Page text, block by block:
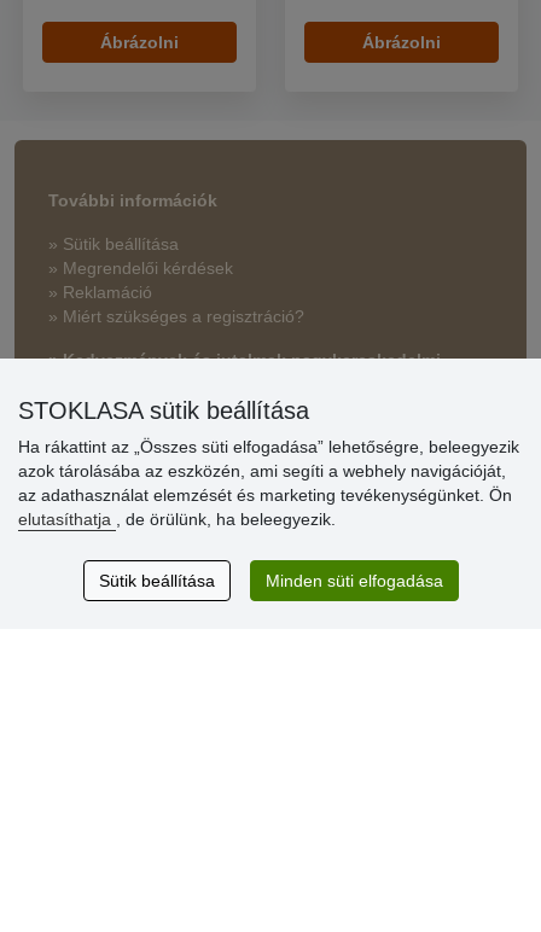
Ábrázolni Ábrázolni
További információk
» Sütik beállítása
» Megrendelői kérdések
» Reklamáció
» Miért szükséges a regisztráció?
» Kedvezmények és jutalmak nagykereskedelmi
Vásárlók
Excellent service
STOKLASA sütik beállítása
Ha rákattint az „Összes süti elfogadása” lehetőségre, beleegyezik
azok tárolásába az eszközén, ami segíti a webhely navigációját,
az adathasználat elemzését és marketing tevékenységünket. Ön
elutasíthatja
, de örülünk, ha beleegyezik.
Sütik beállítása Minden süti elfogadása